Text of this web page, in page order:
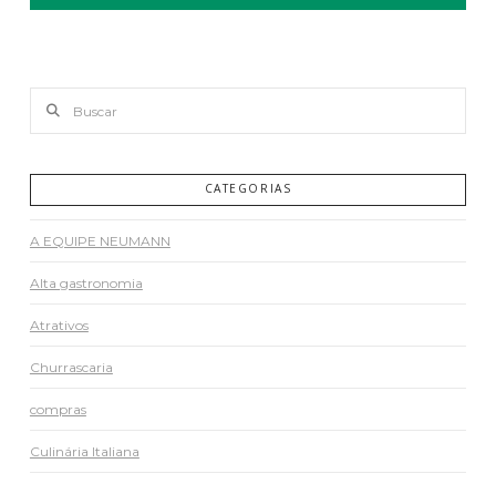
CATEGORIAS
A EQUIPE NEUMANN
Alta gastronomia
Atrativos
Churrascaria
compras
Culinária Italiana